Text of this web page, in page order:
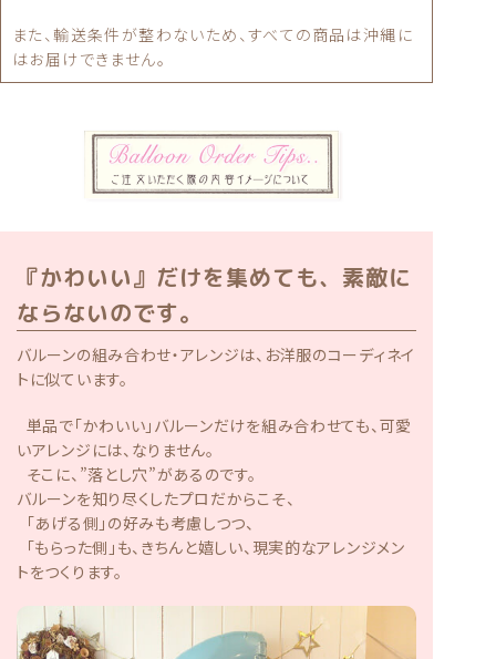
また、輸送条件が整わないため、すべての商品は沖縄に
はお届けできません。
『かわいい』だけを集めても、素敵に
ならないのです。
バルーンの組み合わせ・アレンジは、お洋服のコーディネイ
トに似ています。
単品で「かわいい」バルーンだけを組み合わせても、可愛
いアレンジには、なりません。
そこに、”落とし穴”があるのです。
バルーンを知り尽くしたプロだからこそ、
「あげる側」の好みも考慮しつつ、
「もらった側」も、きちんと嬉しい、現実的なアレンジメン
トをつくります。